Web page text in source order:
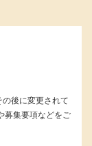
後に変更されて
募集要項などをご